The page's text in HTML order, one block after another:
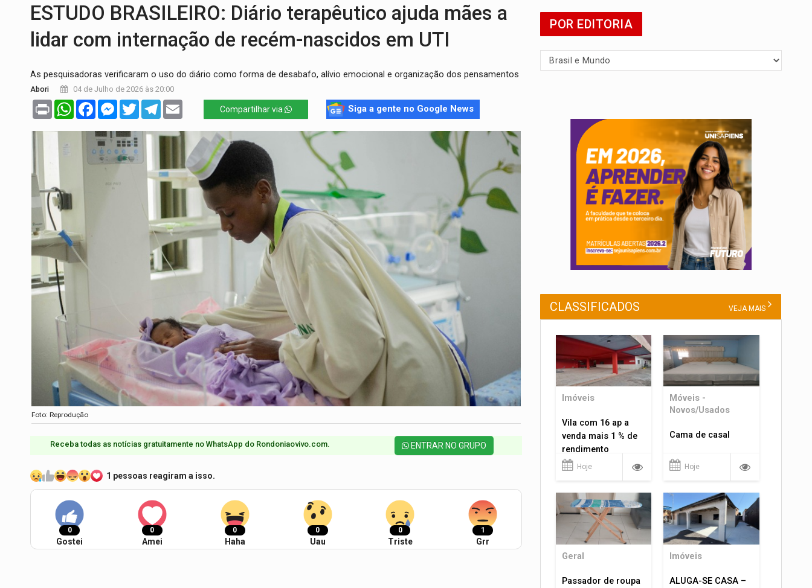
ESTUDO BRASILEIRO: Diário terapêutico ajuda mães a
lidar com internação de recém-nascidos em UTI
As pesquisadoras verificaram o uso do diário como forma de desabafo, alívio emocional e organização dos pensamentos
Abori 04 de Julho de 2026 às 20:00
Print WhatsAppFacebookMessenger
TwitterTelegram Compartilhar via Siga a gente no Google News
Foto: Reprodução
Receba todas as notícias gratuitamente no WhatsApp do Rondoniaovivo.com.​ ENTRAR NO GRUPO
1 pessoas reagiram a isso.
0
Gostei
0
Amei
0
Haha
0
Uau
0
Triste
1
Grr
POR EDITORIA
CLASSIFICADOS VEJA MAIS
Imóveis
Vila com 16 ap a
venda mais 1 % de
rendimento
Hoje
Móveis -
Novos/Usados
Cama de casal
Hoje
Geral
Passador de roupa
Imóveis
ALUGA-SE CASA –